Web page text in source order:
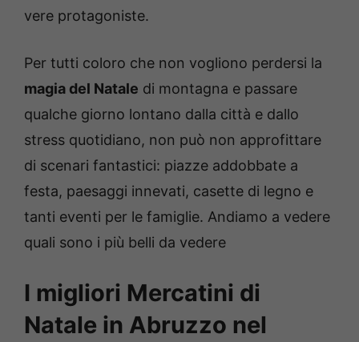
vere protagoniste.
Per tutti coloro che non vogliono perdersi la
magia del Natale di montagna e passare
qualche giorno lontano dalla città e dallo
stress quotidiano, non può non approfittare
di scenari fantastici: piazze addobbate a
festa, paesaggi innevati, casette di legno e
tanti eventi per le famiglie. Andiamo a vedere
quali sono i più belli da vedere
I migliori Mercatini di
Natale in Abruzzo nel